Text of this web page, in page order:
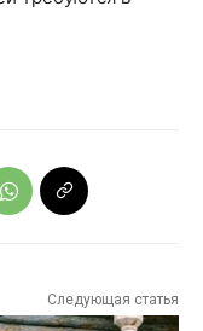
Следующая статья